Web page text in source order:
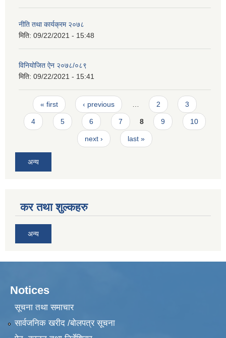
नीति तथा कार्यक्रम २०७८
मिति: 09/22/2021 - 15:48
विनियोजित ऐन २०७८/०८९
मिति: 09/22/2021 - 15:41
Pages
« first ‹ previous 2 3
4 5 6 7 8 9 10
next › last »
अन्य
कर तथा शुल्कहरु
अन्य
Notices
सूचना तथा समाचार
सार्वजनिक खरीद /बोलपत्र सूचना